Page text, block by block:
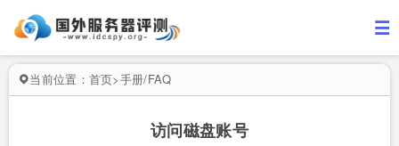
当前位置： 首页>手册/FAQ
访问磁盘账号